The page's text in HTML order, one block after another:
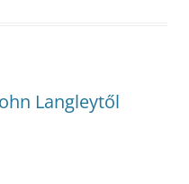
Langleytől